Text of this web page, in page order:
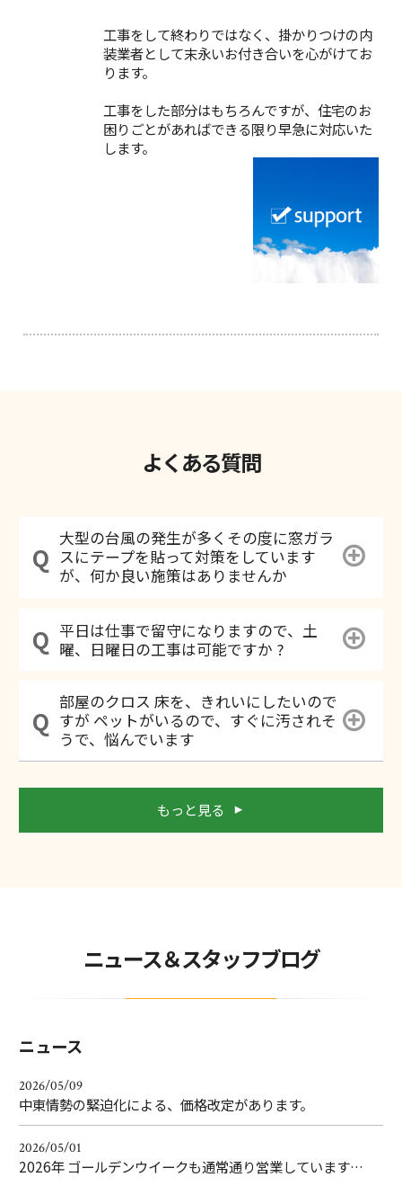
工事をして終わりではなく、掛かりつけの内
装業者として末永いお付き合いを心がけてお
ります。
工事をした部分はもちろんですが、住宅のお
困りごとがあればできる限り早急に対応いた
します。
よくある質問
大型の台風の発生が多くその度に窓ガラ
スにテープを貼って対策をしています
が、何か良い施策はありませんか
平日は仕事で留守になりますので、土
曜、日曜日の工事は可能ですか ?
部屋のクロス 床を、きれいにしたいので
すが ペットがいるので、すぐに汚されそ
うで、悩んでいます
もっと見る
ニュース＆スタッフブログ
ニュース
2026/05/09
中東情勢の緊迫化による、価格改定があります。
2026/05/01
2026年 ゴールデンウイークも通常通り営業しています…